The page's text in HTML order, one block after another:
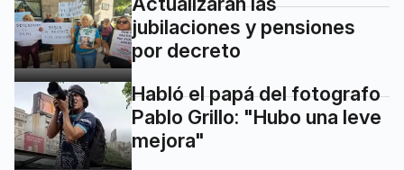
jubilaciones y pensiones
por decreto
Habló el papá del fotografo
Pablo Grillo: "Hubo una leve
mejora"